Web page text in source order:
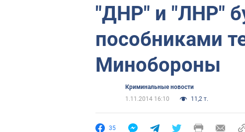
"ДНР" и "ЛНР"
пособниками
Минобороны
Криминальные новости
1.11.2014 16:10
11,2 т.
35